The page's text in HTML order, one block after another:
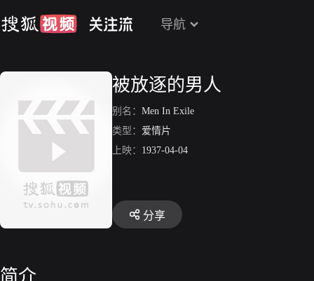
导航
被放逐的男人
别名： Men In Exile
类型： 爱情片
上映： 1937-04-04
分享
简介